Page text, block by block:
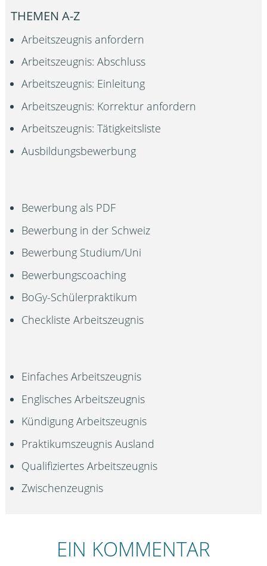
THEMEN A-Z
Arbeitszeugnis anfordern
Arbeitszeugnis: Abschluss
Arbeitszeugnis: Einleitung
Arbeitszeugnis: Korrektur anfordern
Arbeitszeugnis: Tätigkeitsliste
Ausbildungsbewerbung
Bewerbung als PDF
Bewerbung in der Schweiz
Bewerbung Studium/Uni
Bewerbungscoaching
BoGy-Schülerpraktikum
Checkliste Arbeitszeugnis
Einfaches Arbeitszeugnis
Englisches Arbeitszeugnis
Kündigung Arbeitszeugnis
Praktikumszeugnis Ausland
Qualifiziertes Arbeitszeugnis
Zwischenzeugnis
EIN KOMMENTAR